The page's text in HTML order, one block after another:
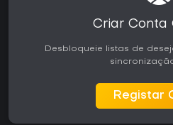
Criar Conta
Desbloqueie listas de
Registar